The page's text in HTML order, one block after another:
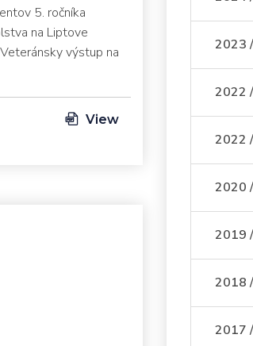
5. ročníka
na Liptove
výstup na
View
2023
2022
2022
2020
2019
2018
2017